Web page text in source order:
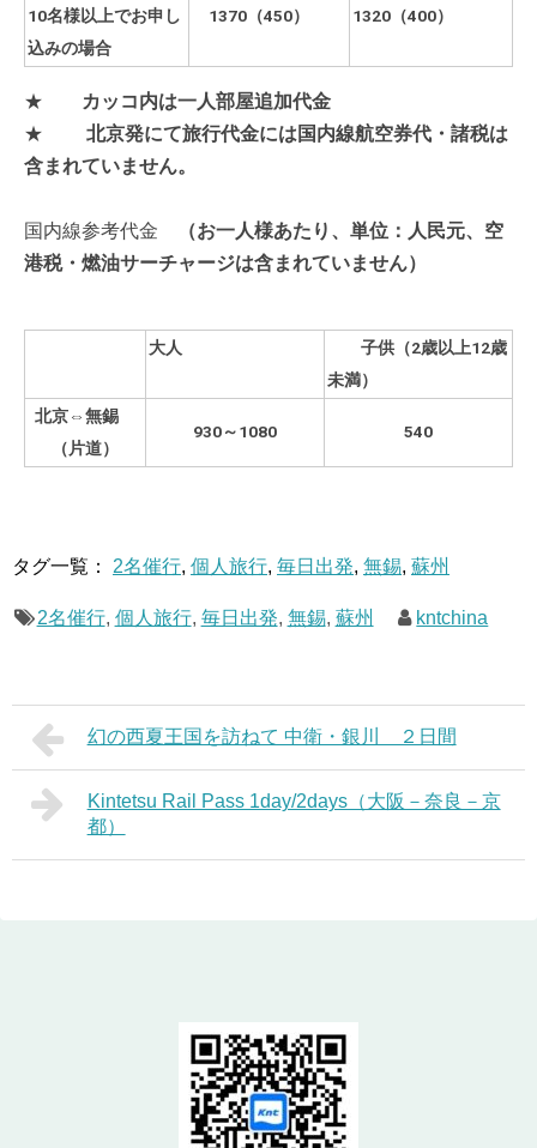
10名様以上でお申し
込みの場合
1370（450） 1320 （400）
★ カッコ内は一人部屋追加代金
★ 北京発にて旅行代金には国内線航空券代・諸税は
含まれていません。
国内線参考代金
（お一人様あたり、単位：人民元、空
港税・燃油サーチャージは含まれていません）
大人
子供（2歳以上12歳
未満）
北京⇔無錫
（片道）
930～1080 540
タグ一覧： 2名催行, 個人旅行, 毎日出発, 無錫, 蘇州
2名催行, 個人旅行, 毎日出発, 無錫, 蘇州 kntchina
幻の西夏王国を訪ねて 中衛・銀川 ２日間
Kintetsu Rail Pass 1day/2days（大阪－奈良－京
都）